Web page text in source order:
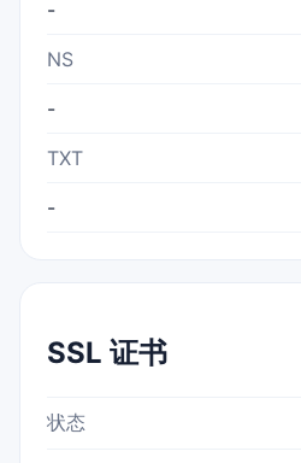
-
NS
-
TXT
-
SSL 证书
状态